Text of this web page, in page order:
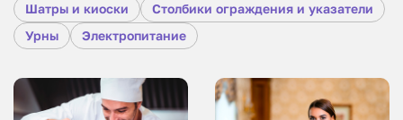
Шатры и киоски
Столбики ограждения и указатели
Урны
Электропитание